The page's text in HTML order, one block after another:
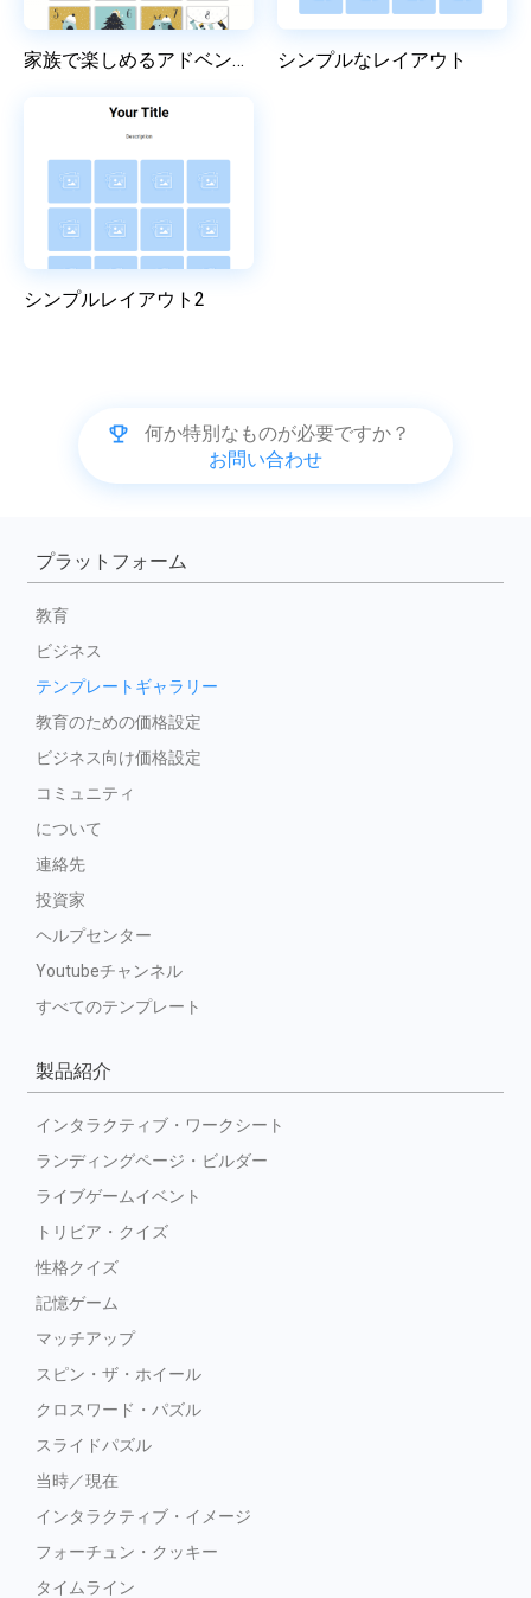
家族で楽しめるアドベントカレンダー シンプルなレイアウト
シンプルレイアウト2
何か特別なものが必要ですか？
お問い合わせ
プラットフォーム
教育
ビジネス
テンプレートギャラリー
教育のための価格設定
ビジネス向け価格設定
コミュニティ
について
連絡先
投資家
ヘルプセンター
Youtubeチャンネル
すべてのテンプレート
製品紹介
インタラクティブ・ワークシート
ランディングページ・ビルダー
ライブゲームイベント
トリビア・クイズ
性格クイズ
記憶ゲーム
マッチアップ
スピン・ザ・ホイール
クロスワード・パズル
スライドパズル
当時／現在
インタラクティブ・イメージ
フォーチュン・クッキー
タイムライン